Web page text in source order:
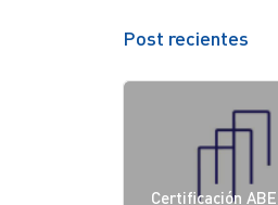
Post recientes
Certificación ABE